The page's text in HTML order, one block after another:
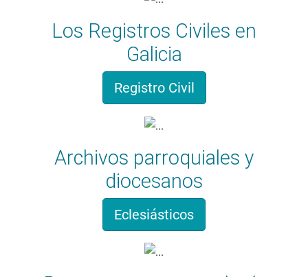
Los Registros Civiles en
Galicia
Registro Civil
Archivos parroquiales y
diocesanos
Eclesiásticos